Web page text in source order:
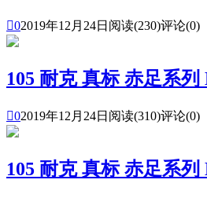
02019年12月24日 阅读(230)评论(0)
105 耐克 真标 赤足系
02019年12月24日 阅读(310)评论(0)
105 耐克 真标 赤足系